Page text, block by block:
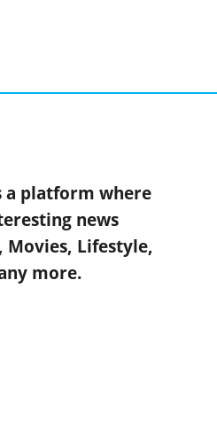
a platform where
news
Movies, Lifestyle,
more.